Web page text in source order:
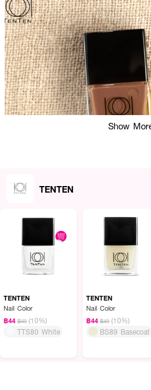
น้ำยาทาเล็บ TEN TEN Nail Brown เบอร์
ผสมผสานกับเทคโนโลยีในการผลิตที่ทันสมัย
ไม่ทำให้เล็บเหลือง ไม่มีสารที่เป็นอันตรายต่อ
ง่าย และสีเรียบเนียนสวยงาม
● สีทาเล็บแบบสีธรรมดา เบอร์ TTS63 (สีน้ำตา
● เนื้อสีแน่น ทาง่าย ด้วยขนแปรงแบบแบน
Show
TENTEN
TENTEN
Nail Color
฿44 ฿49 (10%)
TTS80 White
TENTEN
Nail Color
฿44 ฿49 (10%)
BS89 Basecoat